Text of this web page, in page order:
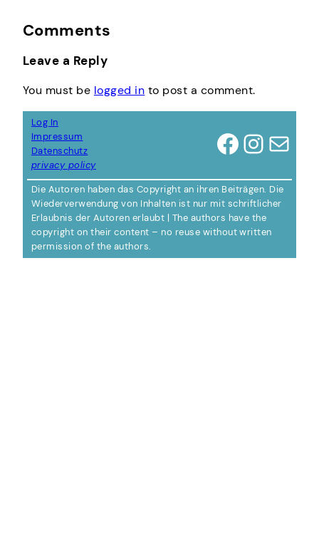
Comments
Leave a Reply
You must be logged in to post a comment.
Log In
Impressum
Datenschutz
privacy policy
Facebook InstagramMail
Die Autoren haben das Copyright an ihren Beiträgen. Die
Wiederverwendung von Inhalten ist nur mit schriftlicher
Erlaubnis der Autoren erlaubt | The authors have the
copyright on their content – no reuse without written
permission of the authors.